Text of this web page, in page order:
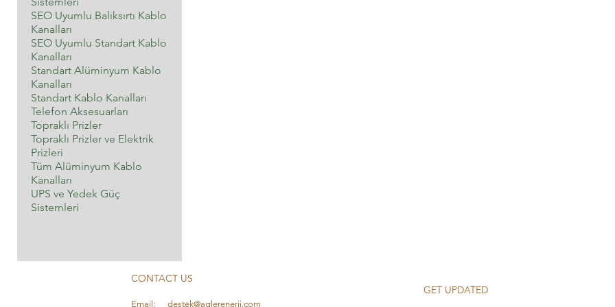
SEO Uyumlu Balıksırtı Kablo
Kanalları
SEO Uyumlu Standart Kablo
Kanalları
Standart Alüminyum Kablo
Kanalları
Standart Kablo Kanalları
Telefon Aksesuarları
Topraklı Prizler
Topraklı Prizler ve Elektrik
Prizleri
Tüm Alüminyum Kablo
Kanalları
UPS ve Yedek Güç
Sistemleri
CONTACT US
Email: destek@aglerenerji.com
GET UPDATED